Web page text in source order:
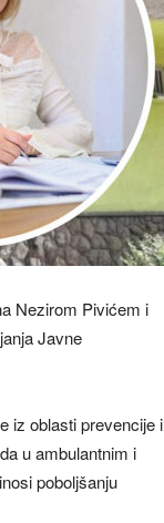
Nezirom Pivićem i
Javne
iz oblasti prevencije i
u ambulantnim i
poboljšanju